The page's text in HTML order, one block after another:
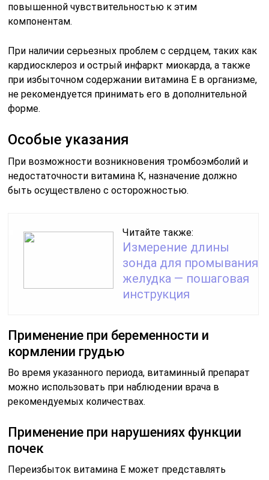
повышенной чувствительностью к этим
компонентам.
При наличии серьезных проблем с сердцем, таких как
кардиосклероз и острый инфаркт миокарда, а также
при избыточном содержании витамина Е в организме,
не рекомендуется принимать его в дополнительной
форме.
Особые указания
При возможности возникновения тромбоэмболий и
недостаточности витамина К, назначение должно
быть осуществлено с осторожностью.
Читайте также:
Измерение длины
зонда для промывания
желудка — пошаговая
инструкция
Применение при беременности и
кормлении грудью
Во время указанного периода, витаминный препарат
можно использовать при наблюдении врача в
рекомендуемых количествах.
Применение при нарушениях функции
почек
Переизбыток витамина Е может представлять